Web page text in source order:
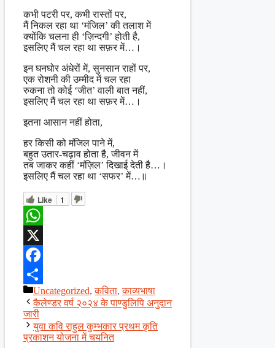
कभी पटरी पर, कभी रास्तों पर,
मैं निकल रहा था ‘मंजिल’ की तलाश में
क्योंकि चलना ही ‘ज़िन्दगी’ होती है,
इसलिए मैं चल रहा था सफ़र में…।
इन घनघोर अंधेरों में, सुनसान राहों पर,
एक रोशनी की उम्मीद में चल रहा
रुकना तो कोई ‘जीत’ वाली बात नहीं,
इसलिए मैं चल रहा था सफ़र में…।
इतना आसान नहीं होता,
हर किसी को मंजिल पाने में,
बहुत उतार-चढ़ाव होता है, जीवन में
तब जाकर कहीं ‘मंज़िल’ दिखाई देती है…।
इसलिए मैं चल रहा था ‘सफर’ में…॥
Like 1
WhatsApp
X
Facebook
Share
Categories
Uncategorized,कविता,काव्यभाषा
कैलेण्डर वर्ष २०२४ के पाण्डुलिपि अनुदान
जारी
युवा कवि राहुल कुम्भकार प्रथम कृति
प्रकाशन योजना में चयनित